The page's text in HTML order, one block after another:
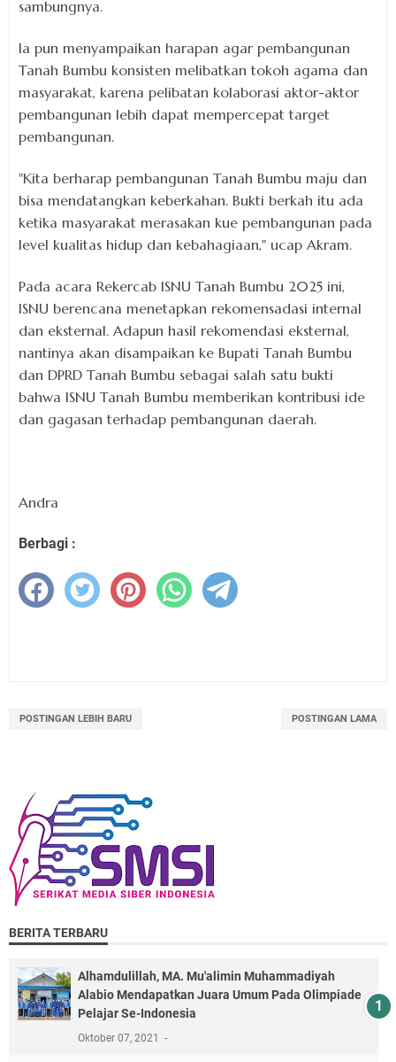
sambungnya.
Ia pun menyampaikan harapan agar pembangunan
Tanah Bumbu konsisten melibatkan tokoh agama dan
masyarakat, karena pelibatan kolaborasi aktor-aktor
pembangunan lebih dapat mempercepat target
pembangunan.
"Kita berharap pembangunan Tanah Bumbu maju dan
bisa mendatangkan keberkahan. Bukti berkah itu ada
ketika masyarakat merasakan kue pembangunan pada
level kualitas hidup dan kebahagiaan," ucap Akram.
Pada acara Rekercab ISNU Tanah Bumbu 2025 ini,
ISNU berencana menetapkan rekomensadasi internal
dan eksternal. Adapun hasil rekomendasi eksternal,
nantinya akan disampaikan ke Bupati Tanah Bumbu
dan DPRD Tanah Bumbu sebagai salah satu bukti
bahwa ISNU Tanah Bumbu memberikan kontribusi ide
dan gagasan terhadap pembangunan daerah.
Andra
Berbagi :
POSTINGAN LEBIH BARU POSTINGAN LAMA
BERITA TERBARU
Alhamdulillah, MA. Mu'alimin Muhammadiyah
Alabio Mendapatkan Juara Umum Pada Olimpiade
Pelajar Se-Indonesia
Oktober 07, 2021